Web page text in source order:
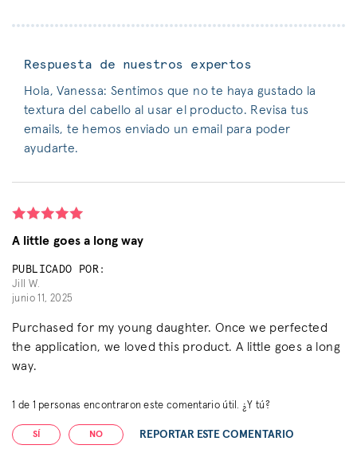
Respuesta de nuestros expertos
Hola, Vanessa: Sentimos que no te haya gustado la
textura del cabello al usar el producto. Revisa tus
emails, te hemos enviado un email para poder
ayudarte.
A little goes a long way
PUBLICADO POR:
Jill W.
junio 11, 2025
Purchased for my young daughter. Once we perfected
the application, we loved this product. A little goes a long
way.
1 de 1 personas encontraron este comentario útil. ¿Y tú?
SÍ NO REPORTAR ESTE COMENTARIO